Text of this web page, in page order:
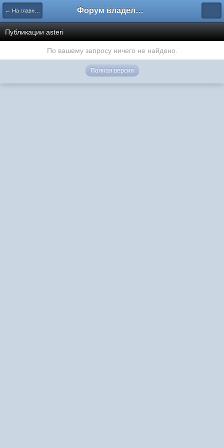
← На главную Форум владельцев интернет-магазинов
Публикации asteri
По вашему запросу ничего не найдено.
Полная версия